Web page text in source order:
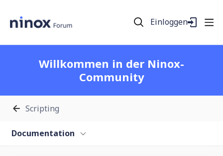
Einloggen
Willkommen in der Ninox-
Community
Scripting
Documentation